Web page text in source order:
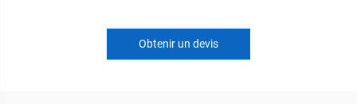
Obtenir un devis